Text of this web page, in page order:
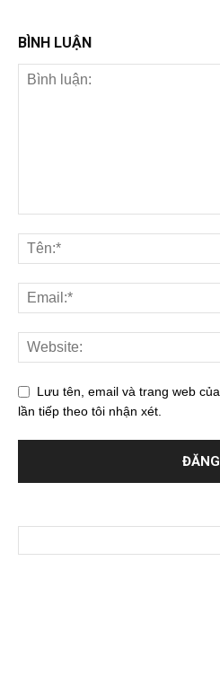
BÌNH LUẬN
Lưu tên, email và trang web
lần tiếp theo tôi nhận xét.